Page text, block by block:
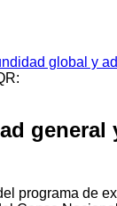
global y
general
programa de